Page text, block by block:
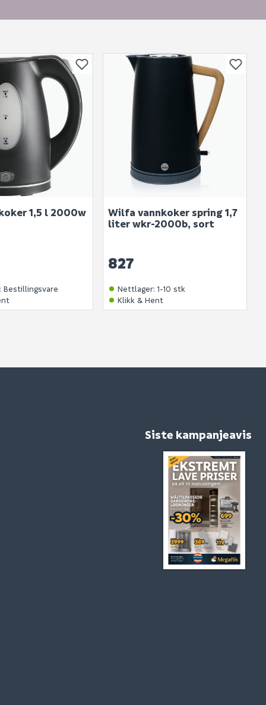
1,5 l 2000w
Bestillingsvare
Wilfa vannkoker spring 1,7
liter wkr-2000b, sort
827
Nettlager: 1-10 stk
Klikk & Hent
Siste kampanjeavis